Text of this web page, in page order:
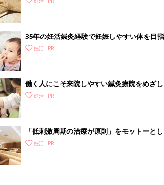
35年の妊活鍼灸経験で妊娠しやすい体を目
美鍼灸院】
妊活
働く人にこそ来院しやすい鍼灸療院をめざ
妊活
「低刺激周期の治療が原則」をモットーと
妊活